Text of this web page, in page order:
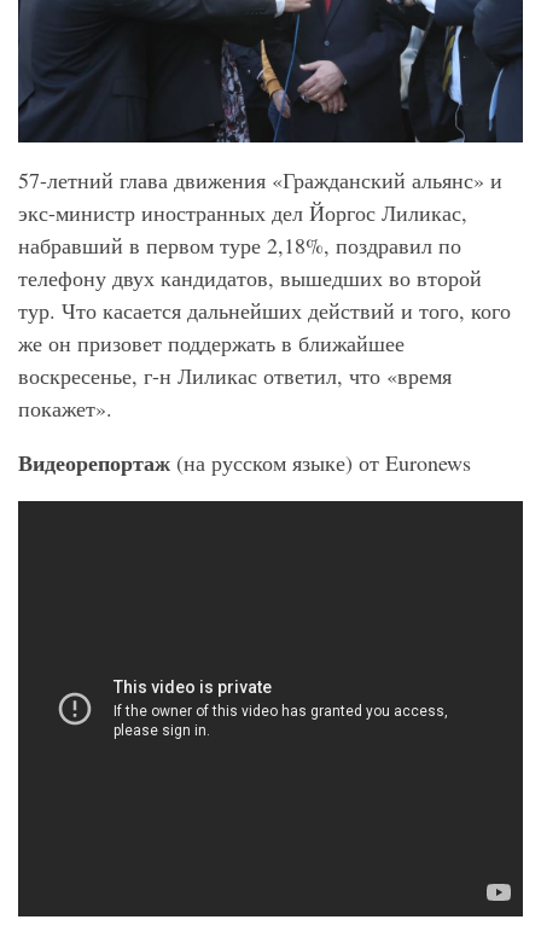
57-летний глава движения «Гражданский альянс» и
экс-министр иностранных дел Йоргос Лиликас,
набравший в первом туре 2,18%, поздравил по
телефону двух кандидатов, вышедших во второй
тур. Что касается дальнейших действий и того, кого
же он призовет поддержать в ближайшее
воскресенье, г-н Лиликас ответил, что «время
покажет».
Видеорепортаж (на русском языке) от Euronews